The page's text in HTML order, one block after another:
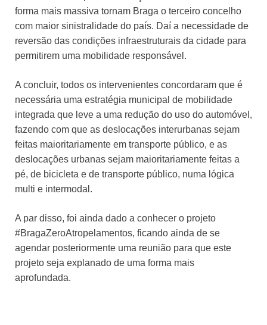
forma mais massiva tornam Braga o terceiro concelho
com maior sinistralidade do país. Daí a necessidade de
reversão das condições infraestruturais da cidade para
permitirem uma mobilidade responsável.
A concluir, todos os intervenientes concordaram que é
necessária uma estratégia municipal de mobilidade
integrada que leve a uma redução do uso do automóvel,
fazendo com que as deslocações interurbanas sejam
feitas maioritariamente em transporte público, e as
deslocações urbanas sejam maioritariamente feitas a
pé, de bicicleta e de transporte público, numa lógica
multi e intermodal.
A par disso, foi ainda dado a conhecer o projeto
#BragaZeroAtropelamentos, ficando ainda de se
agendar posteriormente uma reunião para que este
projeto seja explanado de uma forma mais
aprofundada.